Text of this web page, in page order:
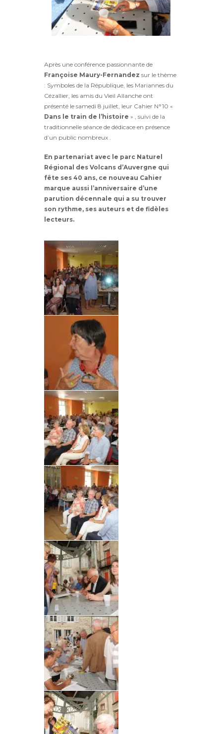
Après une conférence passionnante de
Françoise Maury-Fernandez sur le thème
: Symboles de la République, les Mariannes du
Cézallier, les amis du Vieil Allanche ont
présenté le samedi 8 juillet, leur Cahier N°10 «
Dans le train de l’histoire » , suivi de la
traditionnelle séance de dédicace en présence
d’un public nombreux .
En partenariat avec le parc Naturel
Régional des Volcans d’Auvergne qui
fête ses 40 ans, ce nouveau Cahier
marque aussi l’anniversaire d’une
parution décennale qui a su trouver
son rythme, ses auteurs et de fidèles
lecteurs.